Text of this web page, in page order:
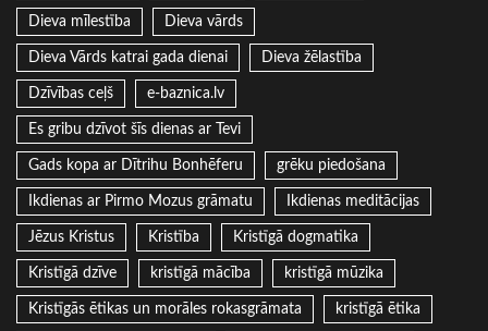
Dieva mīlestība Dieva vārds
Dieva Vārds katrai gada dienai Dieva žēlastība
Dzīvības ceļš e-baznica.lv
Es gribu dzīvot šīs dienas ar Tevi
Gads kopa ar Dītrihu Bonhēferu grēku piedošana
Ikdienas ar Pirmo Mozus grāmatu Ikdienas meditācijas
Jēzus Kristus Kristība Kristīgā dogmatika
Kristīgā dzīve kristīgā mācība kristīgā mūzika
Kristīgās ētikas un morāles rokasgrāmata kristīgā ētika